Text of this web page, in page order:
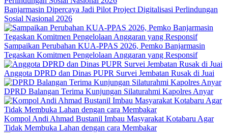
Banjarmasin Dipercaya Jadi Pilot Project Digitalisasi Perlindungan
Sosial Nasional 2026
Sampaikan Perubahan KUA-PPAS 2026, Pemko Banjarmasin
Tegaskan Komitmen Pengelolaan Anggaran yang Responsif
Anggota DPRD dan Dinas PUPR Survei Jembatan Rusak di Juai
DPRD Balangan Terima Kunjungan Silaturahmi Kapolres Anyar
Kompol Andi Ahmad Bustanil Imbau Masyarakat Kotabaru Agar
Tidak Membuka Lahan dengan cara Membakar